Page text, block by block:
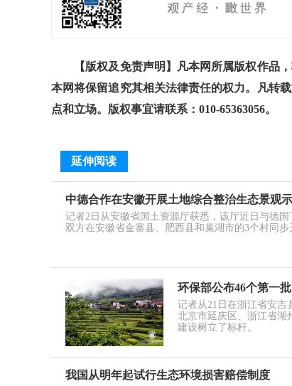
【版权及免责声明】凡本网所属版权作品，
本网将保留追究其相关法律责任的权力。凡转
点和立场。版权事宜请联系：010-65363056。
延伸阅读
中德合作在安徽开展土地综合整治生态景观
记者2日从安徽省国土资源厅获悉，该厅近日与德
双方在安徽省金寨县、肥西县和巢湖市的3个村同步
环保部公布46个第一
记者从21日在浙江省安吉
北京市延庆区、浙江省湖
建设树立了标杆。
我国从明年起试行生态环境损害赔偿制度